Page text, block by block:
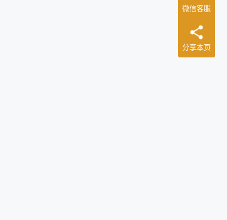
微信客服
分享本页